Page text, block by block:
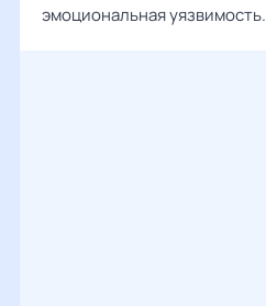
эмоциональная уязвимость.